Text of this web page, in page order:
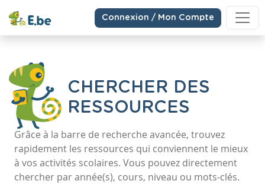
Connexion / Mon Compte
CHERCHER DES
RESSOURCES
Grâce à la barre de recherche avancée, trouvez
rapidement les ressources qui conviennent le mieux
à vos activités scolaires. Vous pouvez directement
chercher par année(s), cours, niveau ou mots-clés.